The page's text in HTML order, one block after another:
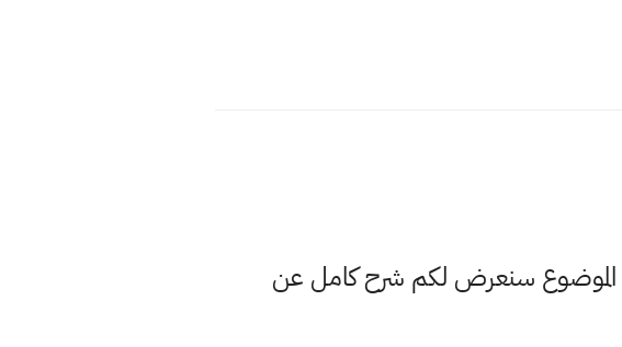
الموضوع سنعرض لكم شرح كامل عن